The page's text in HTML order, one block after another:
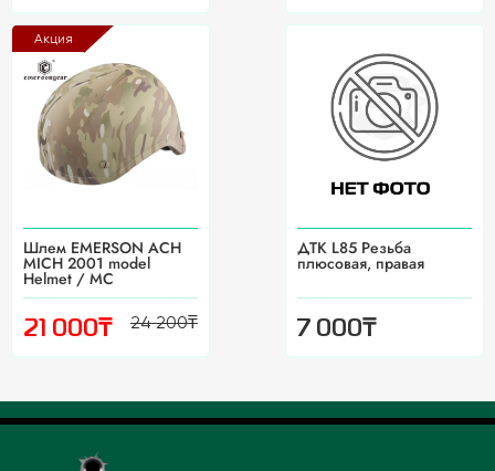
Шлем EMERSON ACH
MICH 2001 model
Helmet / МС
21 000₸ 24 200₸
Акция
ДТК L85 Резьба
плюсовая, правая
7 000₸